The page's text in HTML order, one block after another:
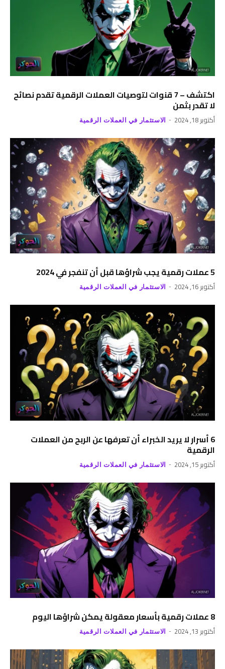
اكتشف – 7 قنوات لتوصيات العملات الرقمية تقدم نصائح
لا تقدر بثمن
أكتوبر 18, 2024 الاستثمار في العملات الرقمية
5 عملات رقمية يجب شراؤها قبل أن تنفجر في 2024
أكتوبر 16, 2024 الاستثمار في العملات الرقمية
6 أسرار لا يريد الخبراء أن تعرفها عن الربح من العملات
الرقمية
أكتوبر 15, 2024 الاستثمار في العملات الرقمية
8 عملات رقمية بأسعار معقولة يمكن شراؤها اليوم
أكتوبر 13, 2024 الاستثمار في العملات الرقمية